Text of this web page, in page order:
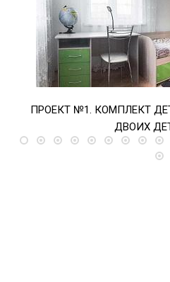
ПРОЕКТ №1. КОМПЛЕКТ
ДВОИХ